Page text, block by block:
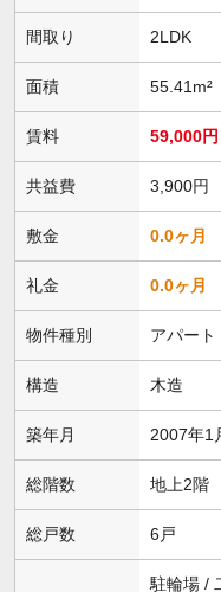
間取り 2LDK
面積 55.41m²
賃料 59,000円
共益費 3,900円
敷金 0.0ヶ月
礼金 0.0ヶ月
物件種別 アパート
構造 木造
築年月 2007年1
総階数 地上2階
総戸数 6戸
駐輪場 /